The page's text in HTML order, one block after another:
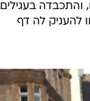
בעגילים
להעניק לה דף